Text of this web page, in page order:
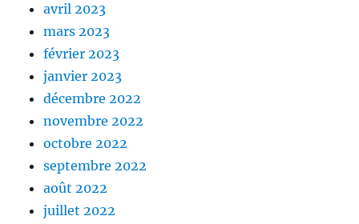
avril 2023
mars 2023
février 2023
janvier 2023
décembre 2022
novembre 2022
octobre 2022
septembre 2022
août 2022
juillet 2022